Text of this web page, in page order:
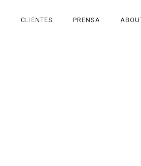
CLIENTES PRENSA